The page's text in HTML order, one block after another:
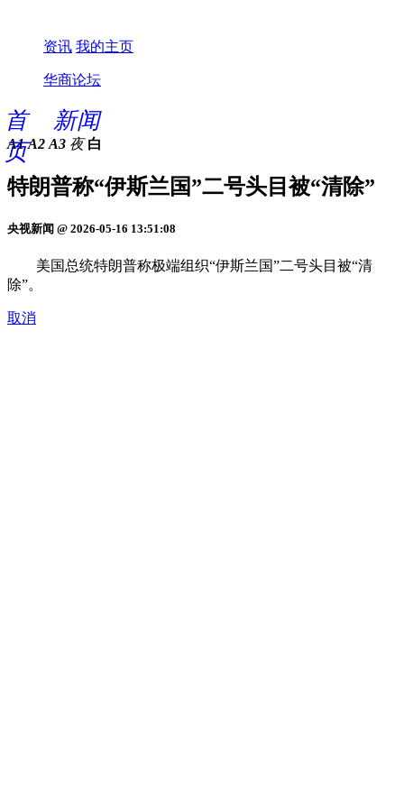
资讯 我的主页
华商论坛
首
页
新闻
A1 A2 A3 夜 白
特朗普称“伊斯兰国”二号头目被“清除”
央视新闻 @ 2026-05-16 13:51:08
美国总统特朗普称极端组织“伊斯兰国”二号头目被“清
除”。
取消